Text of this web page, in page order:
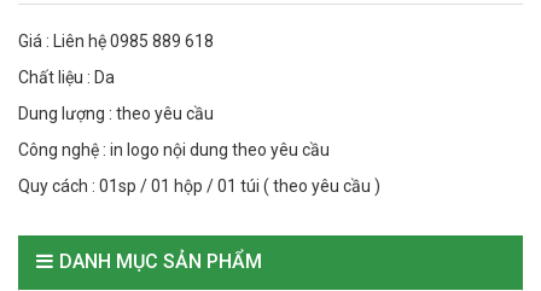
Giá : Liên hệ 0985 889 618
Chất liệu : Da
Dung lượng : theo yêu cầu
Công nghệ : in logo nội dung theo yêu cầu
Quy cách : 01sp / 01 hộp / 01 túi ( theo yêu cầu )
DANH MỤC SẢN PHẨM